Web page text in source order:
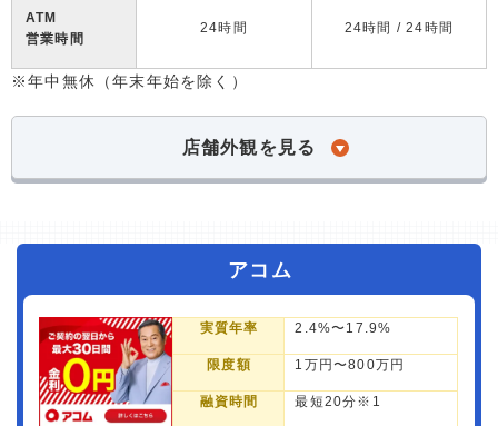
ATM
営業時間
24時間 24時間 / 24時間
※年中無休（年末年始を除く）
店舗外観を見る
アコム
実質年率 2.4%〜17.9%
限度額 1万円〜800万円
融資時間 最短20分※1